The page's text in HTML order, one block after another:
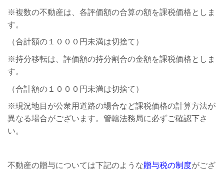
※複数の不動産は、各評価額の合算の額を課税価格としま
す。
（合計額の１０００円未満は切捨て）
※持分移転は、評価額の持分割合の金額を課税価格としま
す。
（合計額の１０００円未満は切捨て）
※現況地目が公衆用道路の場合など課税価格の計算方法が
異なる場合がございます。管轄法務局に必ずご確認下さ
い。
不動産の贈与については下記のような贈与税の制度がござ